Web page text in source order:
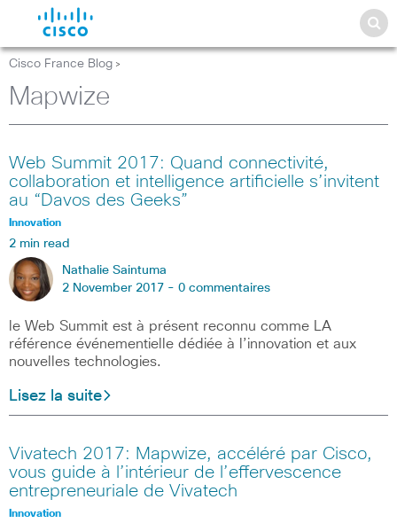
Cisco France Blog >
Mapwize
Web Summit 2017: Quand connectivité,
collaboration et intelligence artificielle s’invitent
au “Davos des Geeks”
Innovation
2 min read
Nathalie Saintuma
2 November 2017 - 0 commentaires
le Web Summit est à présent reconnu comme LA
référence événementielle dédiée à l’innovation et aux
nouvelles technologies.
Lisez la suite
Vivatech 2017: Mapwize, accéléré par Cisco,
vous guide à l’intérieur de l’effervescence
entrepreneuriale de Vivatech
Innovation